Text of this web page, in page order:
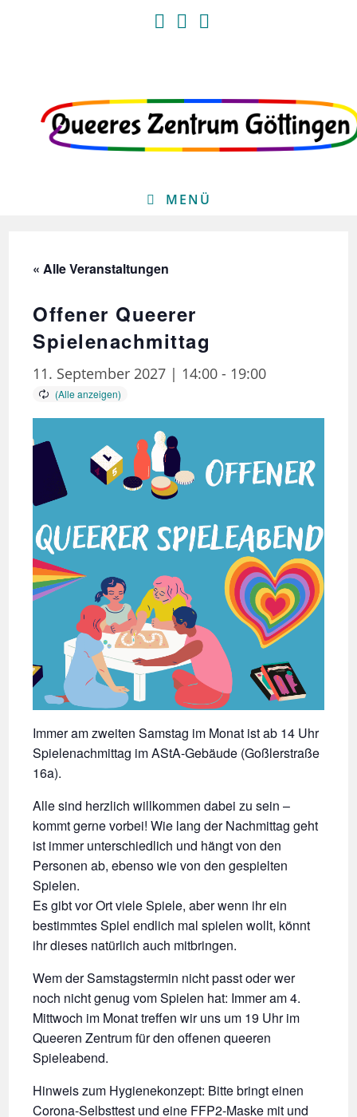
MENÜ
« Alle Veranstaltungen
Offener Queerer
Spielenachmittag
11. September 2027 | 14:00 - 19:00
Immer am zweiten Samstag im Monat ist ab 14 Uhr
Spielenachmittag im AStA-Gebäude (Goßlerstraße
16a).
Alle sind herzlich willkommen dabei zu sein –
kommt gerne vorbei! Wie lang der Nachmittag geht
ist immer unterschiedlich und hängt von den
Personen ab, ebenso wie von den gespielten
Spielen.
Es gibt vor Ort viele Spiele, aber wenn ihr ein
bestimmtes Spiel endlich mal spielen wollt, könnt
ihr dieses natürlich auch mitbringen.
Wem der Samstagstermin nicht passt oder wer
noch nicht genug vom Spielen hat: Immer am 4.
Mittwoch im Monat treffen wir uns um 19 Uhr im
Queeren Zentrum für den offenen queeren
Spieleabend.
Hinweis zum Hygienekonzept: Bitte bringt einen
Corona-Selbsttest und eine FFP2-Maske mit und